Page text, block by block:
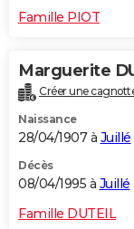
Famille PIOT
Marguerite
Créer une
Naissance
28/04/1907 à Juillé
Décès
08/04/1995 à Juillé
Famille DUTEIL